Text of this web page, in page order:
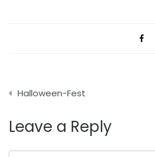
Beitragsnavigation
Halloween-Fest
Leave a Reply